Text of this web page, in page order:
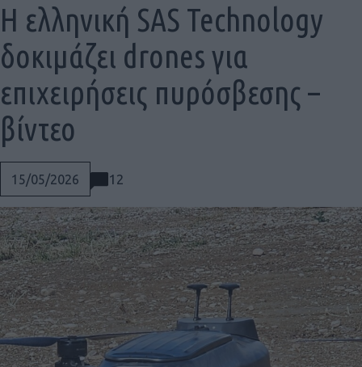
15/05/2026 12
Η ελληνική SAS Technology
δοκιμάζει drones για
επιχειρήσεις πυρόσβεσης –
βίντεο